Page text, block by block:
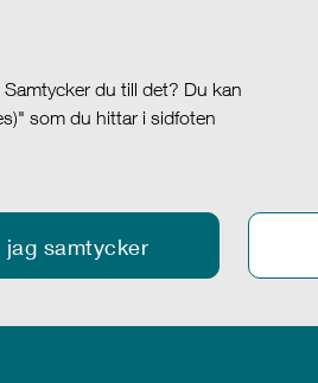
du till det? Du kan
som du hittar i sidfoten
jag samtycker